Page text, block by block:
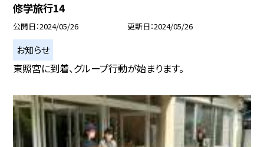
修学旅行14
公開日 2024/05/26 更新日 2024/05/26
お知らせ
東照宮に到着、グループ行動が始まります。